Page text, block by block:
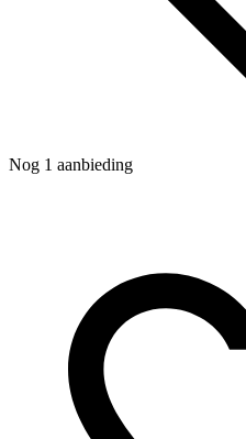
Nog 1 aanbieding